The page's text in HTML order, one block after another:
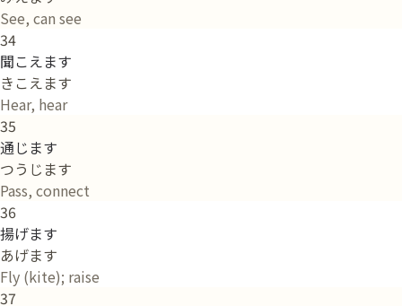
See, can see
34
聞こえます
きこえます
Hear, hear
35
通じます
つうじます
Pass, connect
36
揚げます
あげます
Fly (kite); raise
37